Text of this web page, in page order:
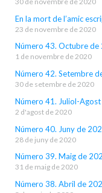
En la mort de l’amic
23 de novembre de 2020
Número 43. Octubre de
1 de novembre de 2020
Número 42. Setembre
30 de setembre de 2020
Número 41. Juliol-
2 d'agost de 2020
Número 40. Juny de
28 de juny de 2020
Número 39. Maig de
31 de maig de 2020
Número 38. Abril de